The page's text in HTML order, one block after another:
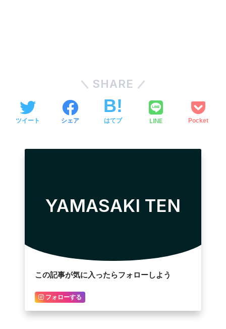
SHARE
ツイート シェア はてブ LINE Pocket
YAMASAKI TEN
この記事が気に入ったらフォローしよう
フォローする